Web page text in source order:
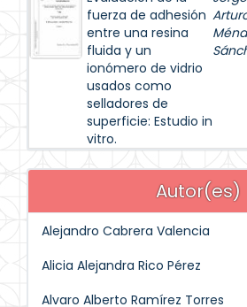
fuerza de adhesión
entre una resina
fluida y un
ionómero de vidrio
usados como
selladores de
superficie: Estudio in
vitro.
Autor(es)
Alejandro Cabrera Valencia
Alicia Alejandra Rico Pérez
Alvaro Alberto Ramírez Torres